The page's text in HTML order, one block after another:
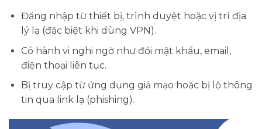
Đăng nhập từ thiết bị, trình duyệt hoặc vị trí địa
lý lạ (đặc biệt khi dùng VPN).
Có hành vi nghi ngờ như đổi mật khẩu, email,
điện thoại liên tục.
Bị truy cập từ ứng dụng giả mạo hoặc bị lộ thông
tin qua link lạ (phishing).